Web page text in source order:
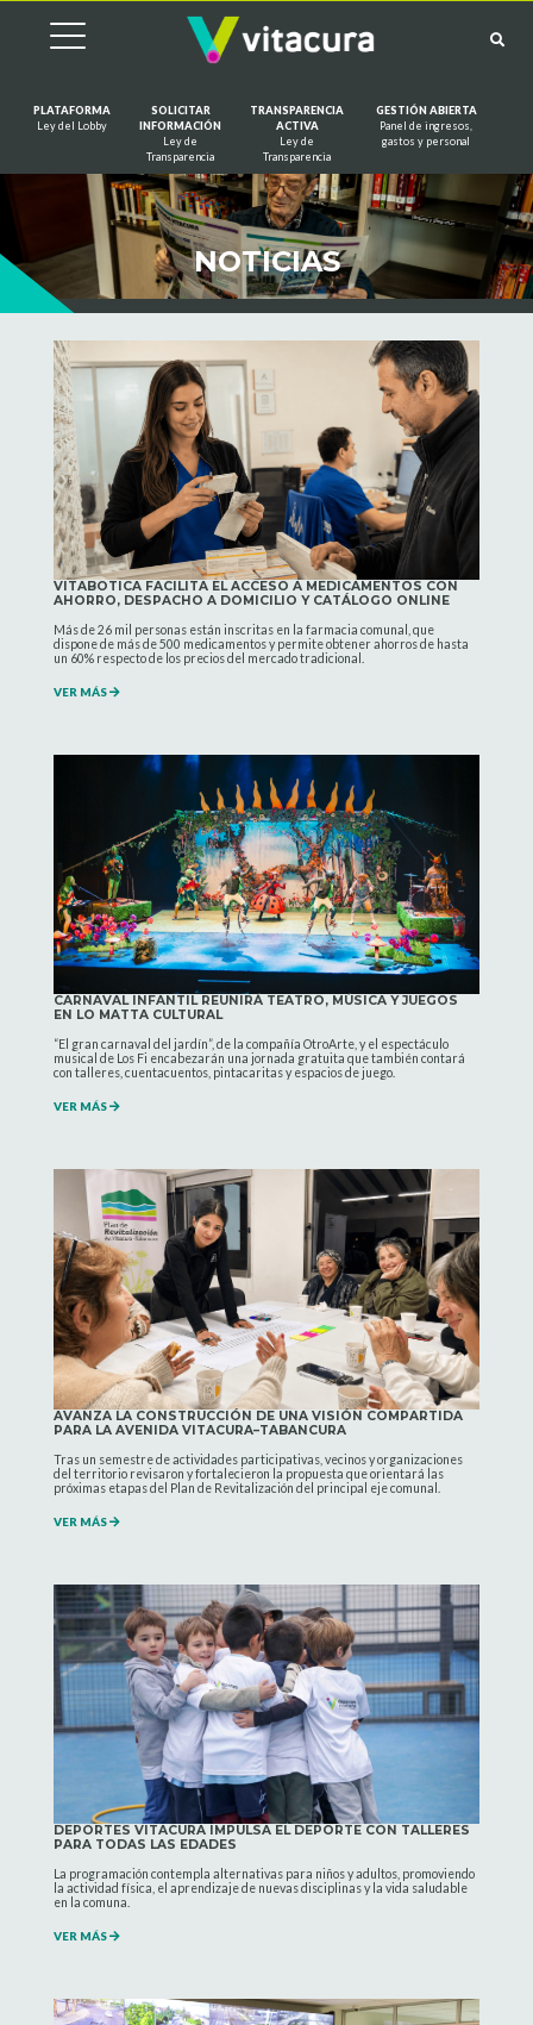
Saltar al contenido
PLATAFORMA
Ley del Lobby
SOLICITAR
INFORMACIÓN
Ley de
Transparencia
TRANSPARENCIA
ACTIVA
Ley de
Transparencia
GESTIÓN ABIERTA
Panel de ingresos,
gastos y personal
NOTICIAS
VITABOTICA FACILITA EL ACCESO A MEDICAMENTOS CON
AHORRO, DESPACHO A DOMICILIO Y CATÁLOGO ONLINE
Más de 26 mil personas están inscritas en la farmacia comunal, que
dispone de más de 500 medicamentos y permite obtener ahorros de hasta
un 60% respecto de los precios del mercado tradicional.
VER MÁS
CARNAVAL INFANTIL REUNIRÁ TEATRO, MÚSICA Y JUEGOS
EN LO MATTA CULTURAL
“El gran carnaval del jardín”, de la compañía OtroArte, y el espectáculo
musical de Los Fi encabezarán una jornada gratuita que también contará
con talleres, cuentacuentos, pintacaritas y espacios de juego.
VER MÁS
AVANZA LA CONSTRUCCIÓN DE UNA VISIÓN COMPARTIDA
PARA LA AVENIDA VITACURA–TABANCURA
Tras un semestre de actividades participativas, vecinos y organizaciones
del territorio revisaron y fortalecieron la propuesta que orientará las
próximas etapas del Plan de Revitalización del principal eje comunal.
VER MÁS
DEPORTES VITACURA IMPULSA EL DEPORTE CON TALLERES
PARA TODAS LAS EDADES
La programación contempla alternativas para niños y adultos, promoviendo
la actividad física, el aprendizaje de nuevas disciplinas y la vida saludable
en la comuna.
VER MÁS